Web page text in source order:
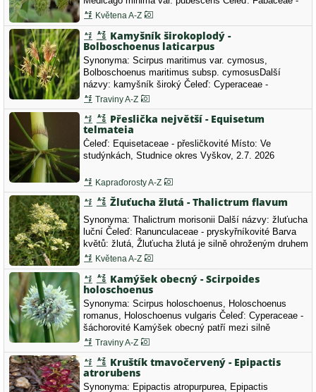
bobovité Tolice nejmenší patří mezi ohrožené druhy
(C3), má zajímavé, spirálovitě stočené plody.
Květena A-Z
Kamyšník širokoplodý -
Bolboschoenus laticarpus
Synonyma: Scirpus maritimus var. cymosus,
Bolboschoenus maritimus subsp. cymosusDalší
názvy: kamyšník široký Čeleď: Cyperaceae -
šáchorovité Barva květů: hnědá.
Traviny A-Z
Přeslička největší - Equisetum
telmateia
Čeleď: Equisetaceae - přesličkovité Místo: Ve
studýnkách, Studnice okres Vyškov, 2.7. 2026
Kapraďorosty A-Z
Žluťucha žlutá - Thalictrum flavum
Synonyma: Thalictrum morisonii Další názvy: žluťucha
luční Čeleď: Ranunculaceae - pryskyřníkovité Barva
květů: žlutá, Žluťucha žlutá je silně ohroženým druhem
naší květeny (C2b).
Květena A-Z
Kamýšek obecný - Scirpoides
holoschoenus
Synonyma: Scirpus holoschoenus, Holoschoenus
romanus, Holoschoenus vulgaris Čeleď: Cyperaceae -
šáchorovité Kamýšek obecný patří mezi silně
ohrožené druhy naší květeny (C2b), až láká k
pohlazení.
Traviny A-Z
Kruštík tmavočervený - Epipactis
atrorubens
Synonyma: Epipactis atropurpurea, Epipactis